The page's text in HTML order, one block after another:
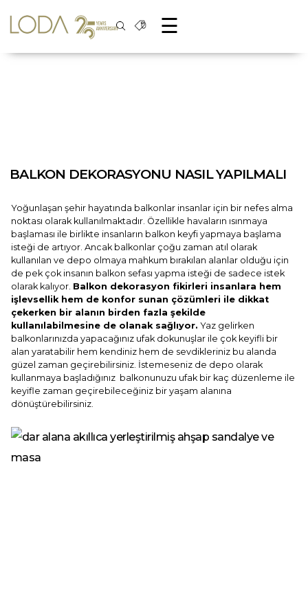
☰
BALKON DEKORASYONU NASIL YAPILMALI
Yoğunlaşan şehir hayatında balkonlar insanlar için bir nefes alma
noktası olarak kullanılmaktadır. Özellikle havaların ısınmaya
başlaması ile birlikte insanların balkon keyfi yapmaya başlama
isteği de artıyor. Ancak balkonlar çoğu zaman atıl olarak
kullanılan ve depo olmaya mahkum bırakılan alanlar olduğu için
de pek çok insanın balkon sefası yapma isteği de sadece istek
olarak kalıyor. Balkon dekorasyon fikirleri insanlara hem
işlevsellik hem de konfor sunan çözümleri ile dikkat
çekerken bir alanın birden fazla şekilde
kullanılabilmesine de olanak sağlıyor. Yaz gelirken
balkonlarınızda yapacağınız ufak dokunuşlar ile çok keyifli bir
alan yaratabilir hem kendiniz hem de sevdikleriniz bu alanda
güzel zaman geçirebilirsiniz. İstemeseniz de depo olarak
kullanmaya başladığınız balkonunuzu ufak bir kaç düzenleme ile
keyifle zaman geçirebileceğiniz bir yaşam alanına
dönüştürebilirsiniz.